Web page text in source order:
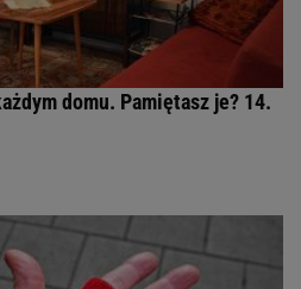
domu. Pamiętasz je? 14.